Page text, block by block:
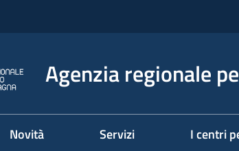
Agenzia regionale
Novità Servizi I centri